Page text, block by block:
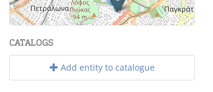
Leaflet| Maps and Data ©OpenStreetMap.
CATALOGS
Add entity to catalogue